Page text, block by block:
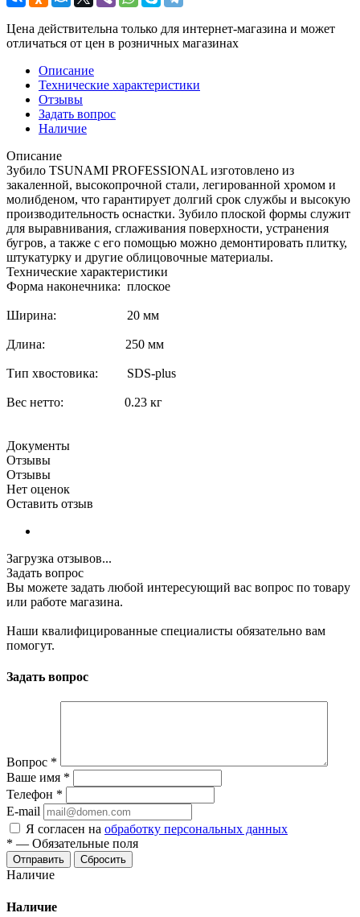
Цена действительна только для интернет-магазина и может
отличаться от цен в розничных магазинах
Описание
Технические характеристики
Отзывы
Задать вопрос
Наличие
Описание
Зубило TSUNAMI PROFESSIONAL изготовлено из
закаленной, высокопрочной стали, легированной хромом и
молибденом, что гарантирует долгий срок службы и высокую
производительность оснастки. Зубило плоской формы служит
для выравнивания, сглаживания поверхности, устранения
бугров, а также с его помощью можно демонтировать плитку,
штукатурку и другие облицовочные материалы.
Технические характеристики
Форма наконечника: плоское
Ширина: 20 мм
Длина: 250 мм
Тип хвостовика: SDS-plus
Вес нетто: 0.23 кг
Документы
Отзывы
Отзывы
Нет оценок
Оставить отзыв
Загрузка отзывов...
Задать вопрос
Вы можете задать любой интересующий вас вопрос по товару
или работе магазина.
Наши квалифицированные специалисты обязательно вам
помогут.
Задать вопрос
Вопрос *
Ваше имя *
Телефон *
E-mail
Я согласен на обработку персональных данных
* — Обязательные поля
Сбросить
Наличие
Наличие